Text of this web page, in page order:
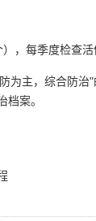
，每季度检查
为主，综合防治
档案。